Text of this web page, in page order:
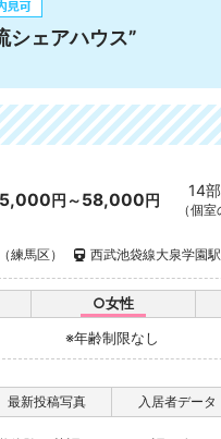
シェアハウス”
円～58,000円 14
（個室
練馬区） 西武池袋線大泉学園
○女性
※年齢制限なし
最新投稿写真 入居者データ